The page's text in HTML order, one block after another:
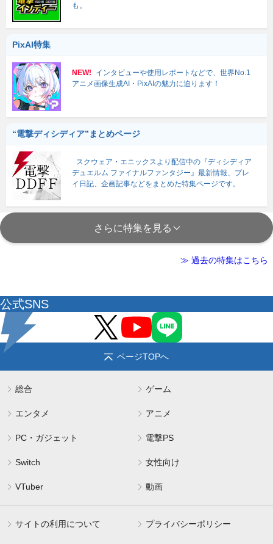
も。
PixAI特集
NEW!
インタビューや使用レポートなどで、世界No.1
アニメ画像生成AI・PixAIの魅力に迫ります！
“電撃ディシディア”まとめページ
スクウェア・エニックスより配信中の『ディシディア
デュエルム ファイナルファンタジー』最新情報、プレ
イ日記、企画記事などをまとめた特集ページです。
さらに特集を見る
≫ 過去の特集はこちら
公式SNS
ページTOPへ
総合 ゲーム
エンタメ アニメ
PC・ガジェット 電撃PS
Switch 女性向け
VTuber 動画
サイトの利用について プライバシーポリシー